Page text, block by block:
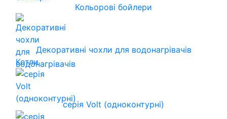
Кольорові бойлери
Декоративні чохли для водонагрівачів
Котли
серія Volt (одноконтурні)